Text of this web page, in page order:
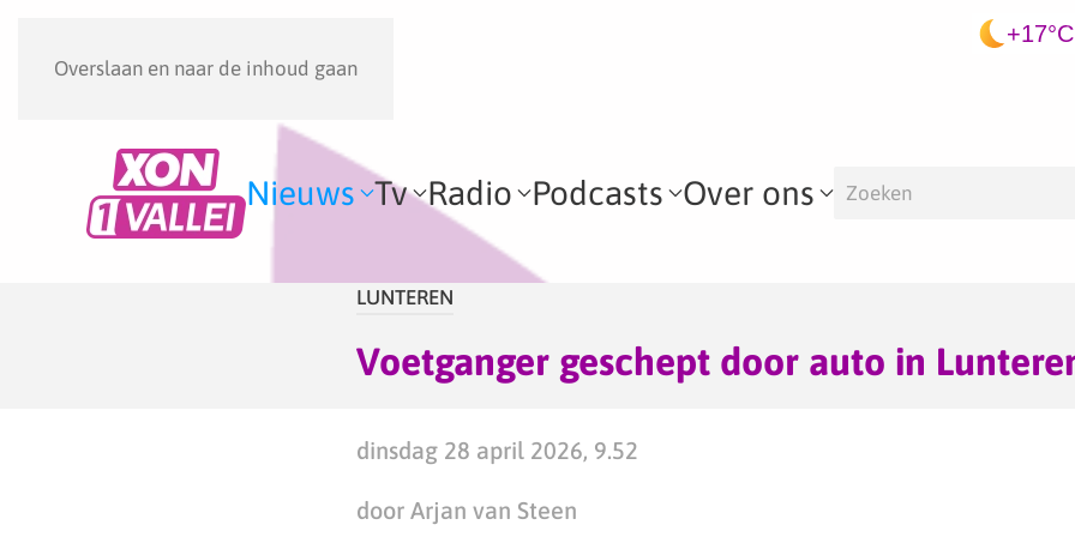
Overslaan en naar de inhoud gaan
+17°C
Nieuws Tv Radio Podcasts Over ons
LUNTEREN
Voetganger geschept door auto in
dinsdag 28 april 2026, 9.52
door Arjan van Steen